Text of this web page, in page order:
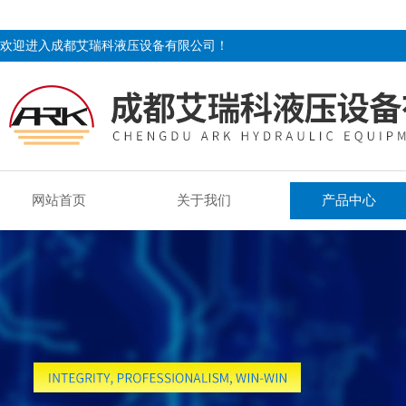
欢迎进入成都艾瑞科液压设备有限公司！
网站首页 关于我们 产品中心